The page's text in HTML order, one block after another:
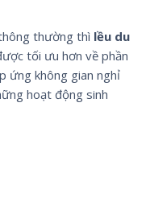
thường thì lều du
tối ưu hơn về phần
ứng không gian nghỉ
hoạt động sinh